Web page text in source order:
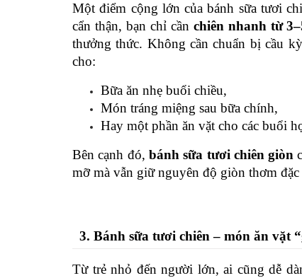
Một điểm cộng lớn của bánh sữa tươi
cẩn thận, bạn chỉ cần chiên nhanh từ
thưởng thức. Không cần chuẩn bị cầu
cho:
Bữa ăn nhẹ buổi chiều,
Món tráng miệng sau bữa chính,
Hay một phần ăn vặt cho các buổi
Bên cạnh đó, bánh sữa tươi chiên giòn
mỡ mà vẫn giữ nguyên độ giòn thơm
3. Bánh sữa tươi chiên – món ăn vặt
Từ trẻ nhỏ đến người lớn, ai cũng dễ